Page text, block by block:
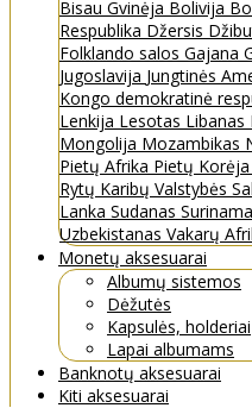
Bisau Gvinėja Bolivija
Respublika Džersis
Folklando salos Gajana
Jugoslavija Jungtinės
Kongo demokratinė
Lenkija Lesotas Libanas
Mongolija Mozambikas
Pietų Afrika Pietų Korėja
Rytų Karibų Valstybės
Lanka Sudanas
Uzbekistanas Vakarų
Monetų aksesuarai
Albumų sistemos
Dėžutės
Kapsulės, holderiai
Lapai albumams
Banknotų aksesuarai
Kiti aksesuarai